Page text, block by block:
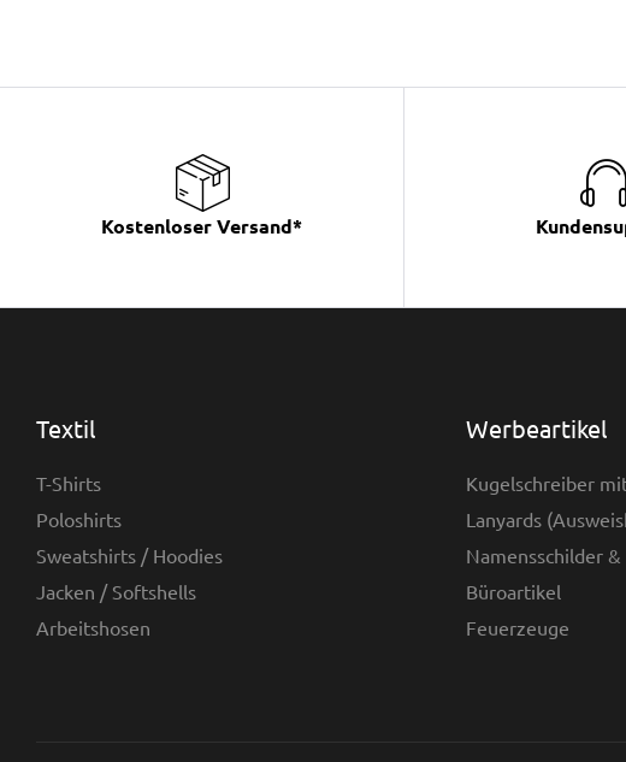
Kostenloser Versand*
Textil
T-Shirts
Poloshirts
Sweatshirts / Hoodies
Jacken / Softshells
Arbeitshosen
Werbeartikel
Kugelschreiber
Lanyards
Namensschilder
Büroartikel
Feuerzeuge